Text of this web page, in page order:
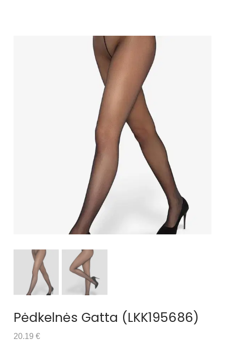
Pėdkelnės Gatta (LKK195686)
20.19 €